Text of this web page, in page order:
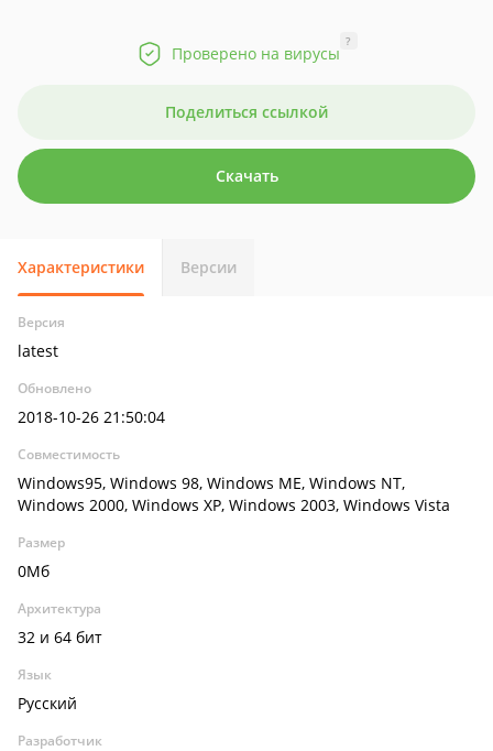
Проверено на вирусы
?
Поделиться ссылкой
Скачать
Характеристики Версии
Версия
latest
Обновлено
2018-10-26 21:50:04
Совместимость
Windows95, Windows 98, Windows ME, Windows NT,
Windows 2000, Windows XP, Windows 2003, Windows Vista
Размер
0Мб
Архитектура
32 и 64 бит
Язык
Русский
Разработчик